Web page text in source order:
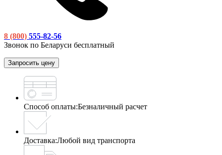
8 (800) 555-82-56
Звонок по Беларуси бесплатный
Запросить цену
Способ оплаты:Безналичный расчет
Доставка:Любой вид транспорта